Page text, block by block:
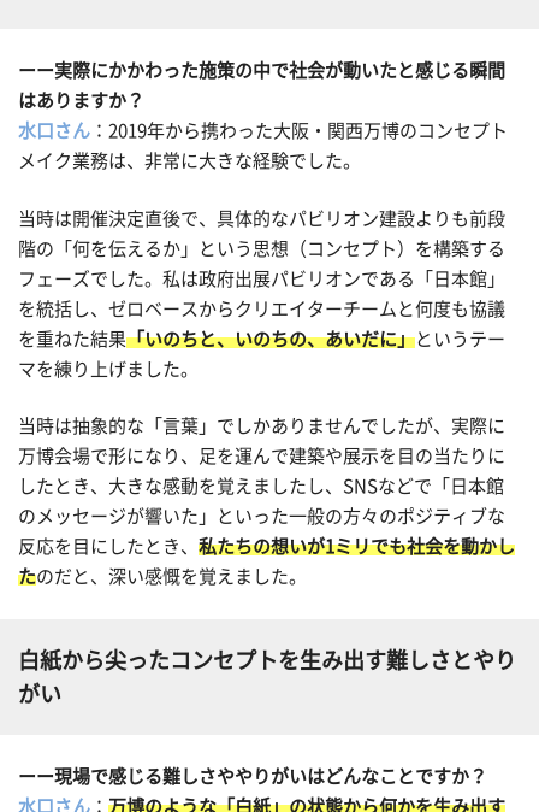
ーー実際にかかわった施策の中で社会が動いたと感じる瞬間
はありますか？
水口さん ：2019年から携わった大阪・関西万博のコンセプト
メイク業務は、非常に大きな経験でした。
当時は開催決定直後で、具体的なパビリオン建設よりも前段
階の「何を伝えるか」という思想（コンセプト）を構築する
フェーズでした。私は政府出展パビリオンである「日本館」
を統括し、ゼロベースからクリエイターチームと何度も協議
を重ねた結果「いのちと、いのちの、あいだに」というテー
マを練り上げました。
当時は抽象的な「言葉」でしかありませんでしたが、実際に
万博会場で形になり、足を運んで建築や展示を目の当たりに
したとき、大きな感動を覚えましたし、SNSなどで「日本館
のメッセージが響いた」といった一般の方々のポジティブな
反応を目にしたとき、 私たちの想いが1ミリでも社会を動かし
たのだと、深い感慨を覚えました。
白紙から尖ったコンセプトを生み出す難しさとやり
がい
ーー現場で感じる難しさややりがいはどんなことですか？
水口さん ： 万博のような「白紙」の状態から何かを生み出す